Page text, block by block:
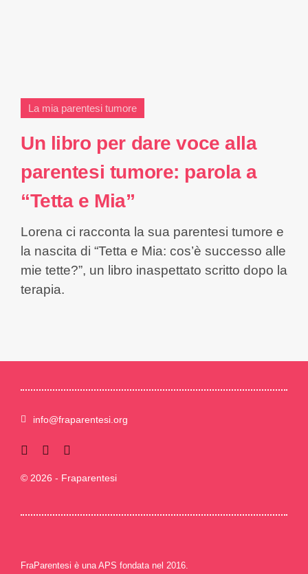
La mia parentesi tumore
Un libro per dare voce alla
parentesi tumore: parola a
“Tetta e Mia”
Lorena ci racconta la sua parentesi tumore e
la nascita di “Tetta e Mia: cos’è successo alle
mie tette?”, un libro inaspettato scritto dopo la
terapia.
info@fraparentesi.org
© 2026 - Fraparentesi
FraParentesi è una APS fondata nel 2016.